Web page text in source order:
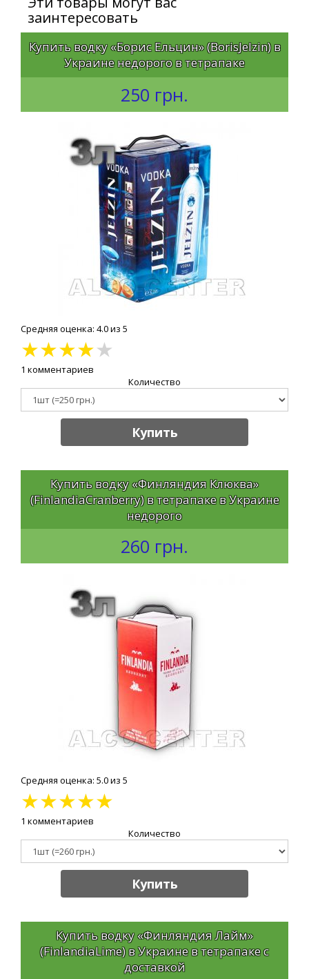
заинтересовать
Купить водку «Борис Ельцин» (BorisJelzin) в
Украине недорого в тетрапаке
250 грн.
Средняя оценка: 4.0 из 5
★★★★★
1 комментариев
Количество
Купить
Купить водку «Финляндия Клюква»
(FinlandiaCranberry) в тетрапаке в Украине
недорого
260 грн.
Средняя оценка: 5.0 из 5
★★★★★
1 комментариев
Количество
Купить
Купить водку «Финляндия Лайм»
(FinlandiaLime) в Украине в тетрапаке с
доставкой